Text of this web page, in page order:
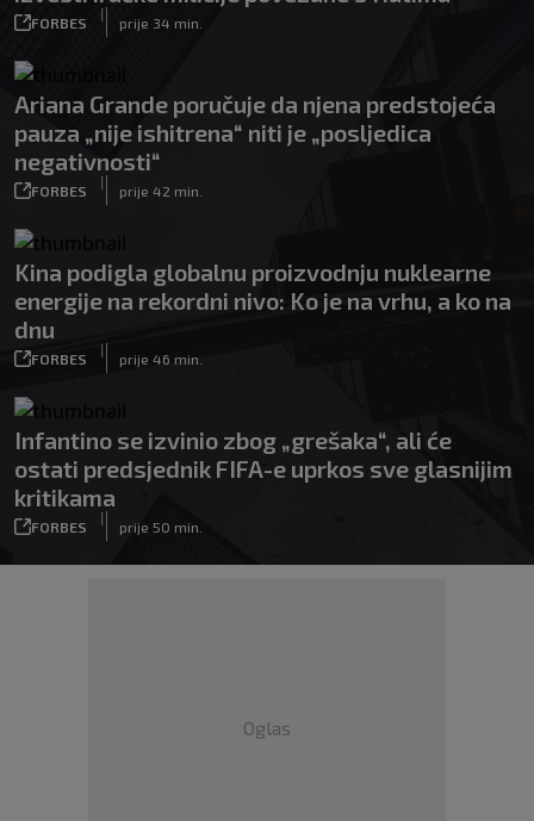
FORBES
|
prije 34 min.
Ariana Grande poručuje da njena predstojeća
pauza „nije ishitrena“ niti je „posljedica
negativnosti“
FORBES
|
prije 42 min.
Kina podigla globalnu proizvodnju nuklearne
energije na rekordni nivo: Ko je na vrhu, a ko na
dnu
FORBES
|
prije 46 min.
Infantino se izvinio zbog „grešaka“, ali će
ostati predsjednik FIFA-e uprkos sve glasnijim
kritikama
FORBES
|
prije 50 min.
Oglas